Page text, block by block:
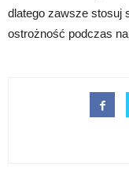
dlatego zawsze stosuj
ostrożność podczas